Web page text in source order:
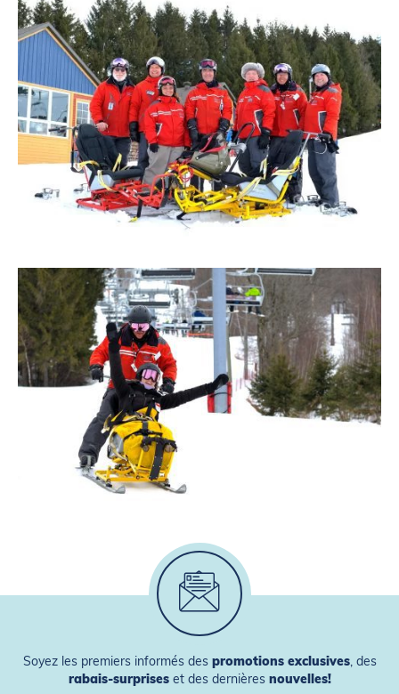
Soyez les premiers informés des promotions exclusives, des
rabais-surpriseset des dernières nouvelles!